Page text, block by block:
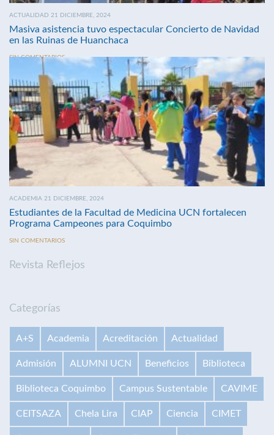
ACTUALIDAD 21 DICIEMBRE, 2024
Masiva asistencia tuvo espectacular Concierto de Navidad
en las Ruinas de Huanchaca
SIN COMENTARIOS
ACADEMIA 21 DICIEMBRE, 2024
Estudiantes de la Facultad de Medicina UCN fortalecen
Programa Campeones para Coquimbo
SIN COMENTARIOS
Revista Reflejos
Categorías
A+S Academia Acreditación Actualidad
Admisión ALUMNI UCN Beneficios Biblioteca
Biblioteca Coquimbo Campus Sustentable CAVIME
CEITSAZA Chela Lira CIAP Ciencia CIMET